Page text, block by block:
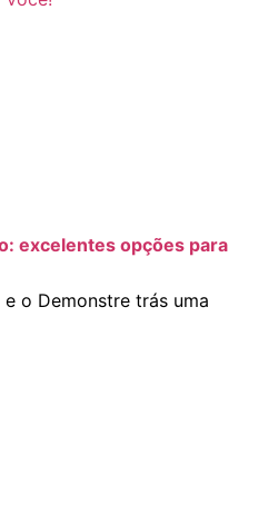
excelentes opções para
o Demonstre trás uma